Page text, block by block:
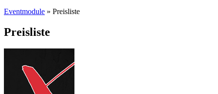
Eventmodule » Preisliste
Preisliste